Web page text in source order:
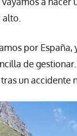
por
de
un accidente